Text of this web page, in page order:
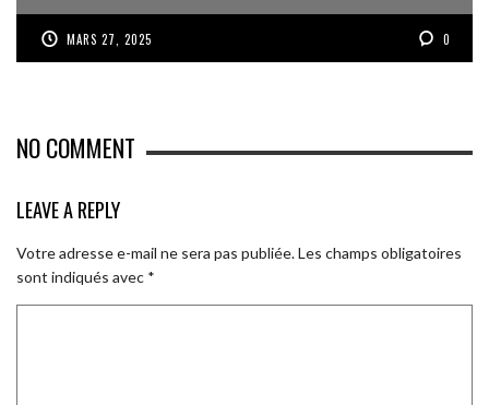
MARS 27, 2025 0
NO COMMENT
LEAVE A REPLY
Votre adresse e-mail ne sera pas publiée.Les champs obligatoires
sont indiqués avec *